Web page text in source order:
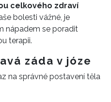
celkového zdraví
bolesti vážné, je
nápadem se poradit
terapii.
záda v józe
na správné postavení těla